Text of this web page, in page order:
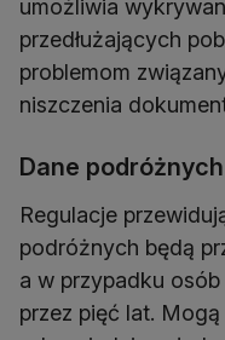
umożliwia
przedłużających
problemom
niszczenia
Dane podróżnych
Regulacje
podróżnych będą
a w przypadku
przez pięć lat.